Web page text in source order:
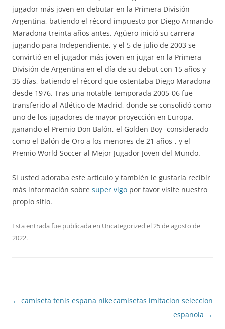
jugador más joven en debutar en la Primera División
Argentina, batiendo el récord impuesto por Diego Armando
Maradona treinta años antes. Agüero inició su carrera
jugando para Independiente, y el 5 de julio de 2003 se
convirtió en el jugador más joven en jugar en la Primera
División de Argentina en el día de su debut con 15 años y
35 días, batiendo el récord que ostentaba Diego Maradona
desde 1976. Tras una notable temporada 2005-06 fue
transferido al Atlético de Madrid, donde se consolidó como
uno de los jugadores de mayor proyección en Europa,
ganando el Premio Don Balón, el Golden Boy -considerado
como el Balón de Oro a los menores de 21 años-, y el
Premio World Soccer al Mejor Jugador Joven del Mundo.
Si usted adoraba este artículo y también le gustaría recibir
más información sobre super vigo por favor visite nuestro
propio sitio.
Esta entrada fue publicada en Uncategorized el25 de agosto de
2022.
Navegación
← camiseta tenis espana nikecamisetas imitacion seleccion
espanola →